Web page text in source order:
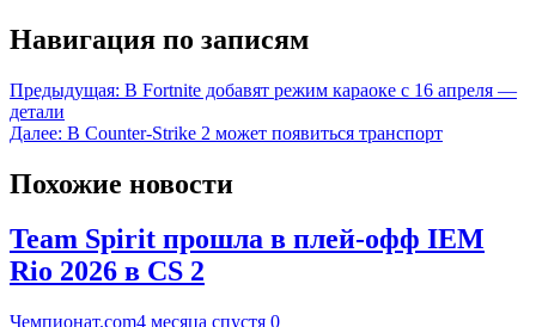
Навигация по записям
Предыдущая: В Fortnite добавят режим караоке с 16 апреля —
детали
Далее: В Counter-Strike 2 может появиться транспорт
Похожие новости
Team Spirit прошла в плей-офф IEM
Rio 2026 в CS 2
Чемпионат.com4 месяца спустя 0